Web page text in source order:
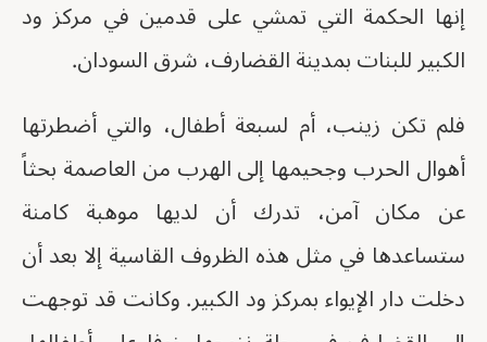
إنها الحكمة التي تمشي على قدمين في مركز ود
الكبير للبنات بمدينة القضارف، شرق السودان.
فلم تكن زينب، أم لسبعة أطفال، والتي أضطرتها
أهوال الحرب وجحيمها إلى الهرب من العاصمة بحثاً
عن مكان آمن، تدرك أن لديها موهبة كامنة
ستساعدها في مثل هذه الظروف القاسية إلا بعد أن
دخلت دار الإيواء بمركز ود الكبير. وكانت قد توجهت